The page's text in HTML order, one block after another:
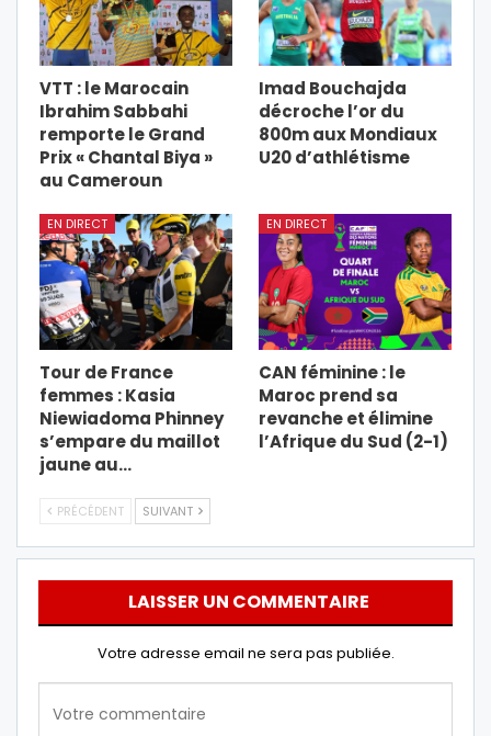
VTT : le Marocain
Ibrahim Sabbahi
remporte le Grand
Prix « Chantal Biya »
au Cameroun
Imad Bouchajda
décroche l’or du
800m aux Mondiaux
U20 d’athlétisme
EN DIRECT
Tour de France
femmes : Kasia
Niewiadoma Phinney
s’empare du maillot
jaune au…
EN DIRECT
CAN féminine : le
Maroc prend sa
revanche et élimine
l’Afrique du Sud (2-1)
PRÉCÉDENT SUIVANT
LAISSER UN COMMENTAIRE
Votre adresse email ne sera pas publiée.